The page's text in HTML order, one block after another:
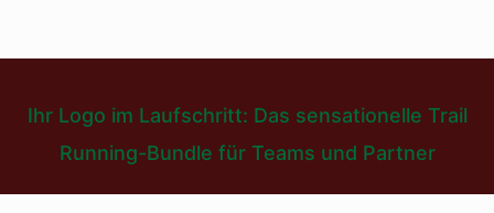
Ihr Logo im Laufschritt: Das sensationelle Trail
Running-Bundle für Teams und Partner